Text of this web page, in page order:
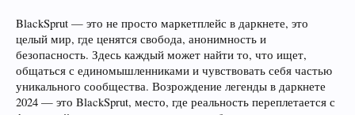
BlackSprut — это не просто маркетплейс в даркнете, это
целый мир, где ценятся свобода, анонимность и
безопасность. Здесь каждый может найти то, что ищет,
общаться с единомышленниками и чувствовать себя частью
уникального сообщества. Возрождение легенды в даркнете
2024 — это BlackSprut, место, где реальность переплетается с